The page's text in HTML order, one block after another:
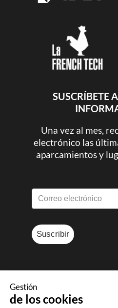
Gestión
de los cookies
SUSCRÍBETE
Una vez al mes,
electrónico las
aparcamientos y
Suscribir
© Sharvy